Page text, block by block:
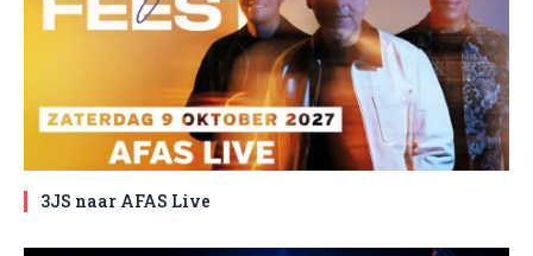
3JS naar AFAS Live